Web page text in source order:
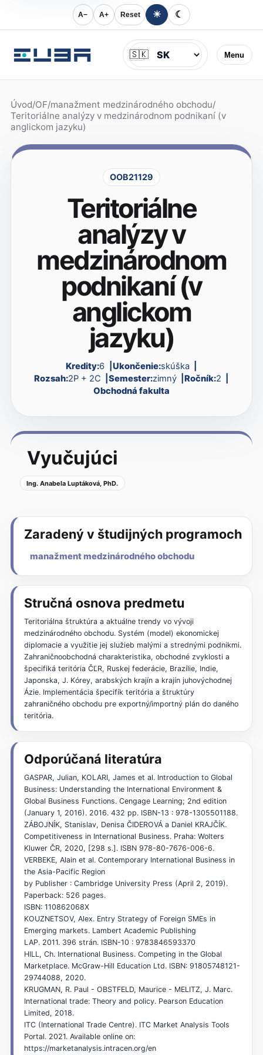
A− A+ Reset ☀ ☾
Menu
Jazyk
🇸🇰
Úvod/OF/manažment medzinárodného obchodu/
Teritoriálne analýzy v medzinárodnom podnikaní (v
anglickom jazyku)
OOB21129
Teritoriálne
analýzy v
medzinárodnom
podnikaní (v
anglickom
jazyku)
Kredity:6 Ukončenie:skúška
Rozsah:2P + 2C Semester:zimný Ročník:2
Obchodná fakulta
Vyučujúci
Ing. Anabela Luptáková, PhD.
Zaradený v študijných programoch
manažment medzinárodného obchodu
Stručná osnova predmetu
Teritoriálna štruktúra a aktuálne trendy vo vývoji
medzinárodného obchodu. Systém (model) ekonomickej
diplomacie a využitie jej služieb malými a strednými podnikmi.
Zahraničnoobchodná charakteristika, obchodné zvyklosti a
špecifiká teritória ČĽR, Ruskej federácie, Brazílie, Indie,
Japonska, J. Kórey, arabských krajín a krajín juhovýchodnej
Ázie. Implementácia špecifík teritória a štruktúry
zahraničného obchodu pre exportný/importný plán do daného
teritória.
Odporúčaná literatúra
GASPAR, Julian, KOLARI, James et al. Introduction to Global
Business: Understanding the International Environment &
Global Business Functions. Cengage Learning; 2nd edition
(January 1, 2016). 2016. 432 pp. ISBN-13 : 978-1305501188.
ZÁBOJNÍK, Stanislav, Denisa ČIDEROVÁ a Daniel KRAJČÍK.
Competitiveness in International Business. Praha: Wolters
Kluwer ČR, 2020, [298 s.]. ISBN 978-80-7676-006-6.
VERBEKE, Alain et al. Contemporary International Business in
the Asia-Pacific Region
by Publisher : Cambridge University Press (April 2, 2019).
Paperback: 526 pages.
ISBN: 110862068X
KOUZNETSOV, Alex. Entry Strategy of Foreign SMEs in
Emerging markets. Lambert Academic Publishing
LAP. 2011. 396 strán. ISBN-10 : 9783846593370
HILL, Ch. International Business. Competing in the Global
Marketplace. McGraw-Hill Education Ltd. ISBN: 91805748121-
29744088, 2020.
KRUGMAN, R. Paul - OBSTFELD, Maurice - MELITZ, J. Marc.
International trade: Theory and policy. Pearson Education
Limited, 2018.
ITC (International Trade Centre). ITC Market Analysis Tools
Portal. 2021. Available online on:
https://marketanalysis.intracen.org/en